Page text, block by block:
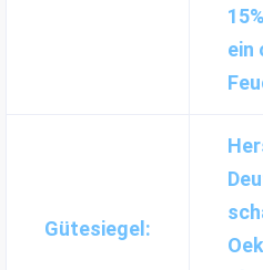
ein
Gütesiegel: